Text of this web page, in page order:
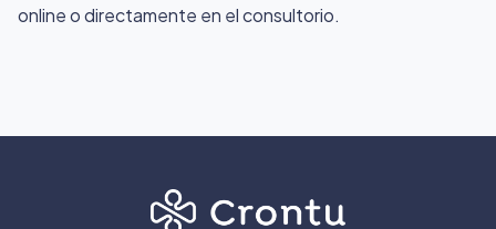
online o directamente en el consultorio.